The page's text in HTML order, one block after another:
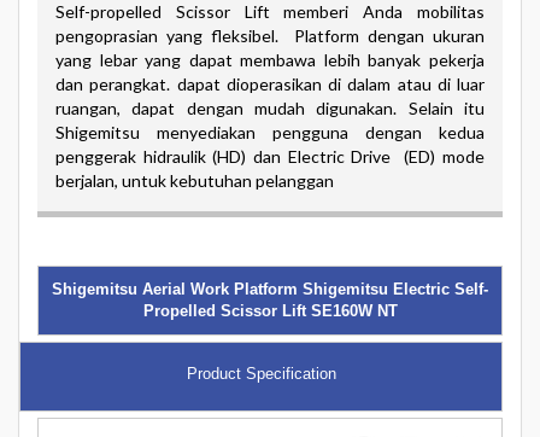
Self-propelled Scissor Lift memberi Anda mobilitas
pengoprasian yang fleksibel. Platform dengan ukuran
yang lebar yang dapat membawa lebih banyak pekerja
dan perangkat. dapat dioperasikan di dalam atau di luar
ruangan, dapat dengan mudah digunakan. Selain itu
Shigemitsu menyediakan pengguna dengan kedua
penggerak hidraulik (HD) dan Electric Drive (ED) mode
berjalan, untuk kebutuhan pelanggan
Shigemitsu Aerial Work Platform Shigemitsu Electric Self-
Propelled Scissor Lift SE160W NT
Product Specification